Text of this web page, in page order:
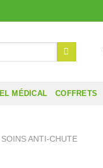
MÉDICAL COFFRETS
SOINS ANTI-CHUTE